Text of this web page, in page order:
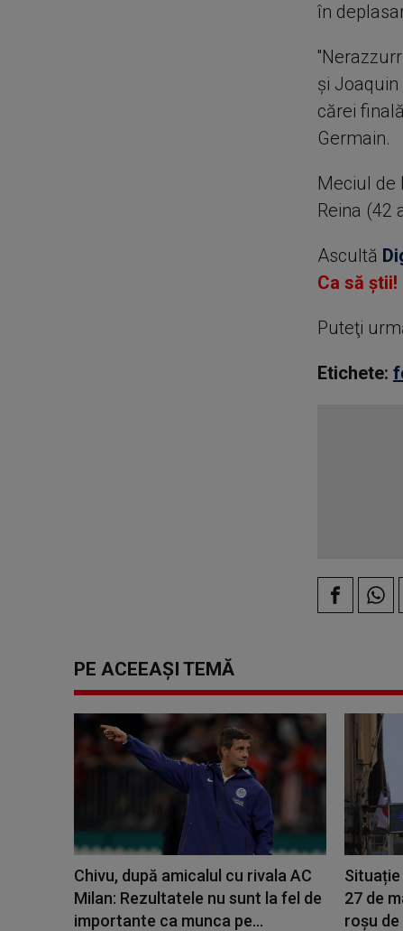
în
și Joaquin
cărei
Germain.
Meciul de
Reina (42
Ascultă
Ca să știi!
Puteţi
Etichete:
PE ACEEAȘI TEMĂ
Chivu, după amicalul cu rivala AC
Milan: Rezultatele nu sunt la fel de
importante ca munca pe...
27 de
roșu